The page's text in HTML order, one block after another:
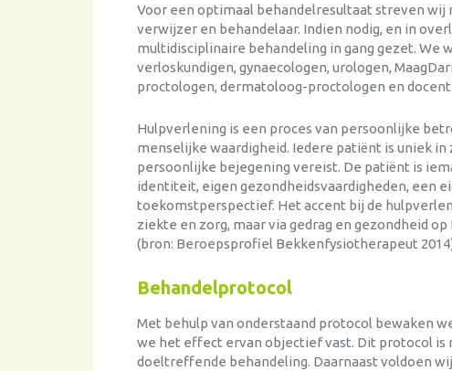
Voor een optimaal behandelresultaat streven wij
verwijzer en behandelaar. Indien nodig, en in
multidisciplinaire behandeling in gang gezet. We
verloskundigen, gynaecologen, urologen,
proctologen, dermatoloog-proctologen en
Hulpverlening is een proces van persoonlijke
menselijke waardigheid. Iedere patiënt is uniek
persoonlijke bejegening vereist. De patiënt is
identiteit, eigen gezondheidsvaardigheden, een
toekomstperspectief. Het accent bij de
ziekte en zorg, maar via gedrag en gezondheid
(bron: Beroepsprofiel Bekkenfysiotherapeut
Behandelprotocol
Met behulp van onderstaand protocol bewaken
we het effect ervan objectief vast. Dit protocol
doeltreffende behandeling. Daarnaast voldoen